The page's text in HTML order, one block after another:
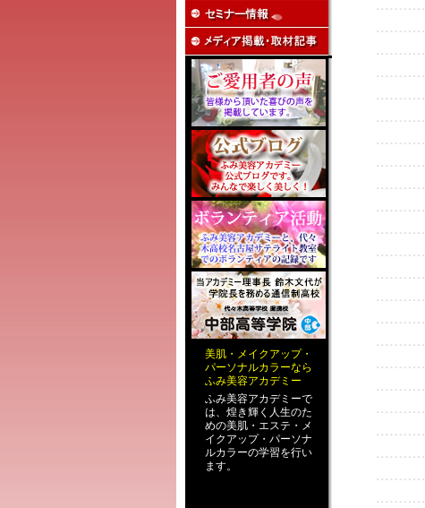
美肌 ・ メイクアップ・
パーソナルカラーなら
ふみ美容アカデミー
ふみ美容アカデミーで
は、煌き輝く人生のた
めの美肌・エステ ・ メ
イクアップ・ パーソナ
ルカラーの学習を行い
ます。